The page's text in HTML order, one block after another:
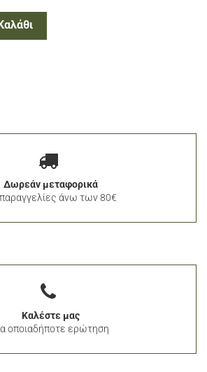
Δωρεάν μεταφορικά
παραγγελίες άνω των 80€
Καλέστε μας
οποιαδήποτε ερώτηση